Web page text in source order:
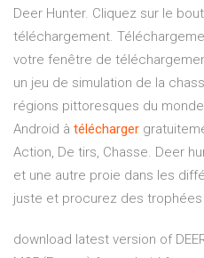
Deer Hunter. Cliquez sur le
téléchargement.
votre fenêtre de
un jeu de simulation de la
régions pittoresques du
Android à télécharger
Action, De tirs, Chasse. Deer
et une autre proie dans les
juste et procurez des
download latest version of